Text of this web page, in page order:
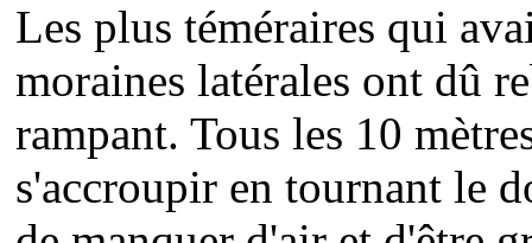
Les plus téméraires qui
moraines latérales ont dû
rampant. Tous les 10
s'accroupir en tournant le